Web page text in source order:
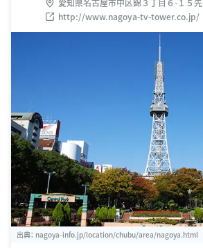
http://www.nagoya-tv-tower.co.jp/
出典： nagoya-info.jp/location/chubu/area/nagoya.html